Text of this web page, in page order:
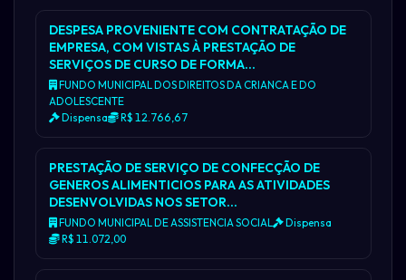
DESPESA PROVENIENTE COM CONTRATAÇÃO DE
EMPRESA, COM VISTAS À PRESTAÇÃO DE
SERVIÇOS DE CURSO DE FORMA…
FUNDO MUNICIPAL DOS DIREITOS DA CRIANCA E DO
ADOLESCENTE
Dispensa
R$ 12.766,67
PRESTAÇÃO DE SERVIÇO DE CONFECÇÃO DE
GENEROS ALIMENTICIOS PARA AS ATIVIDADES
DESENVOLVIDAS NOS SETOR…
FUNDO MUNICIPAL DE ASSISTENCIA SOCIAL
Dispensa
R$ 11.072,00